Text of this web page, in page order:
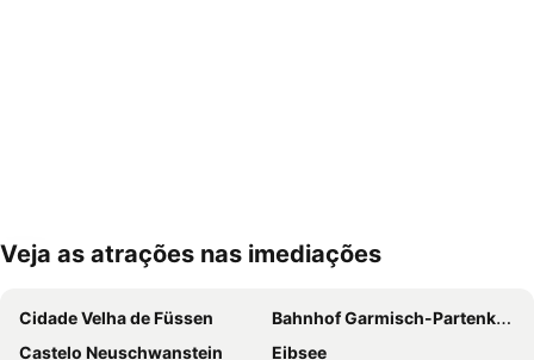
Ampliar mapa
Veja as atrações nas imediações
Cidade Velha de Füssen
Bahnhof Garmisch-Partenkirchen
Castelo Neuschwanstein
Eibsee